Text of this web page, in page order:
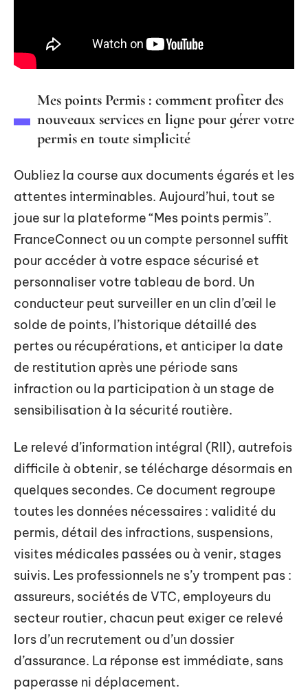
Mes points Permis : comment profiter des
nouveaux services en ligne pour gérer votre
permis en toute simplicité
Oubliez la course aux documents égarés et les
attentes interminables. Aujourd’hui, tout se
joue sur la plateforme “Mes points permis”.
FranceConnect ou un compte personnel suffit
pour accéder à votre espace sécurisé et
personnaliser votre tableau de bord. Un
conducteur peut surveiller en un clin d’œil le
solde de points, l’historique détaillé des
pertes ou récupérations, et anticiper la date
de restitution après une période sans
infraction ou la participation à un stage de
sensibilisation à la sécurité routière.
Le relevé d’information intégral (RII), autrefois
difficile à obtenir, se télécharge désormais en
quelques secondes. Ce document regroupe
toutes les données nécessaires : validité du
permis, détail des infractions, suspensions,
visites médicales passées ou à venir, stages
suivis. Les professionnels ne s’y trompent pas :
assureurs, sociétés de VTC, employeurs du
secteur routier, chacun peut exiger ce relevé
lors d’un recrutement ou d’un dossier
d’assurance. La réponse est immédiate, sans
paperasse ni déplacement.